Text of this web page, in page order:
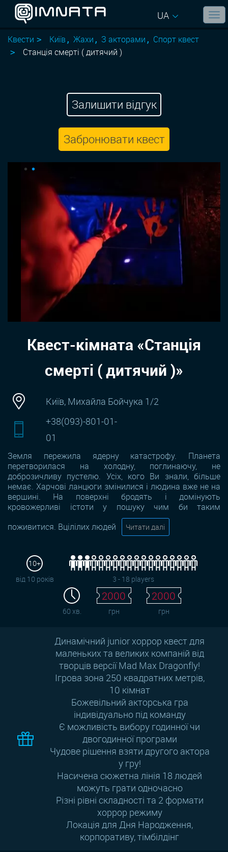
UA
Квести Київ Жахи З акторами
Спорт квест
Станція смерті ( дитячий )
Залишити відгук
Забронювати квест
Квест-кімната «Станція
смерті ( дитячий )»
Київ, Михайла Бойчука 1/2
+38(093)-801-01-
01
Земля пережила ядерну катастрофу. Планета
перетворилася на холодну, поглинаючу, не
доброзичливу пустелю. Усіх, кого Ви знали, більше
немає. Харчові ланцюги змінилися і людина вже не на
вершині. На поверхні бродять і домінують
кровожерливі істоти у пошуку чим би таким
поживитися. Вцілілих людей
Читати далі
10+
від 10 років
3 - 18 players
60 хв.
2000
грн
2000
грн
Динамічний junior хоррор квест для
маленьких та великих компаній від
творців версії Mad Max Dragonfly!
Ігрова зона 250 квадратних метрів,
10 кімнат
Божевільний акторська гра
індивідуально під команду
Є можливість вибору годинної чи
двогодинної програми
Чудове рішення взяти другого актора
у гру!
Насичена сюжетна лінія 18 людей
можуть грати одночасно
Різні рівні складності та 2 формати
хоррор режиму
Локація для Дня Народження,
корпоративу, тімбілдінг